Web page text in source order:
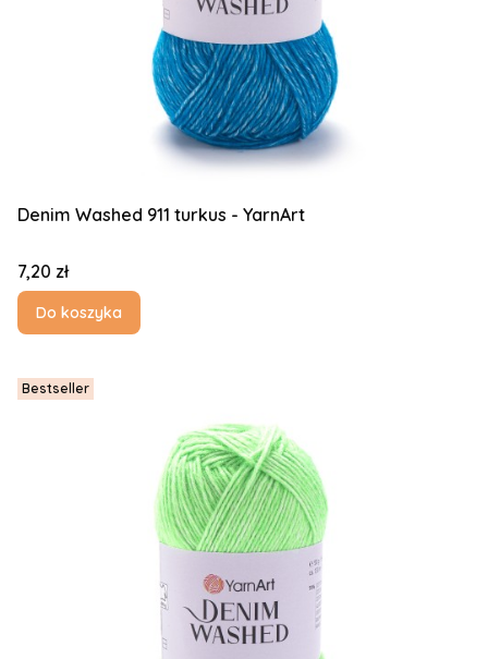
Denim Washed 911 turkus - YarnArt
Cena
7,20 zł
Do koszyka
Bestseller